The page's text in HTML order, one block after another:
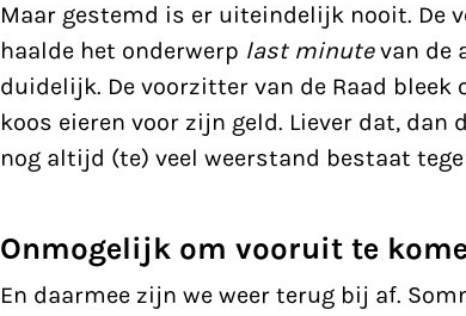
Maar gestemd is er uiteindelijk nooit. De
haalde het onderwerp last minutevan de
duidelijk. De voorzitter van de Raad bleek
koos eieren voor zijn geld. Liever dat,
nog altijd (te) veel weerstand bestaat
Onmogelijk om vooruit te
En daarmee zijn we weer terug bij af.